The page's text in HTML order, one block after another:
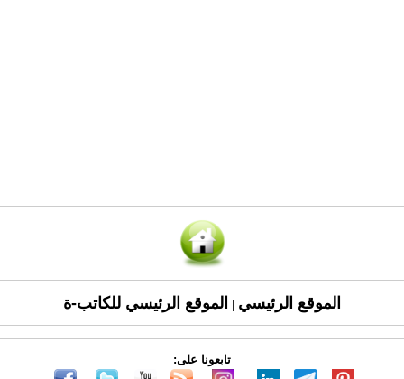
الموقع الرئيسي الموقع الرئيسي للكاتب-ة
تابعونا على: